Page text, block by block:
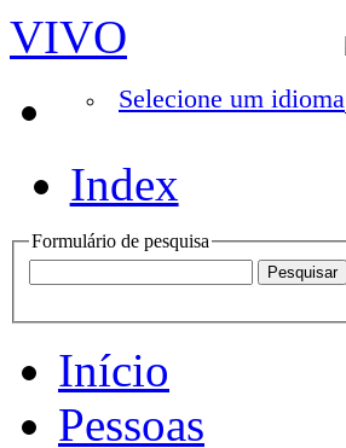
VIVO
Selecione um idioma
Index
Formulário de pesquisa
Início
Pessoas